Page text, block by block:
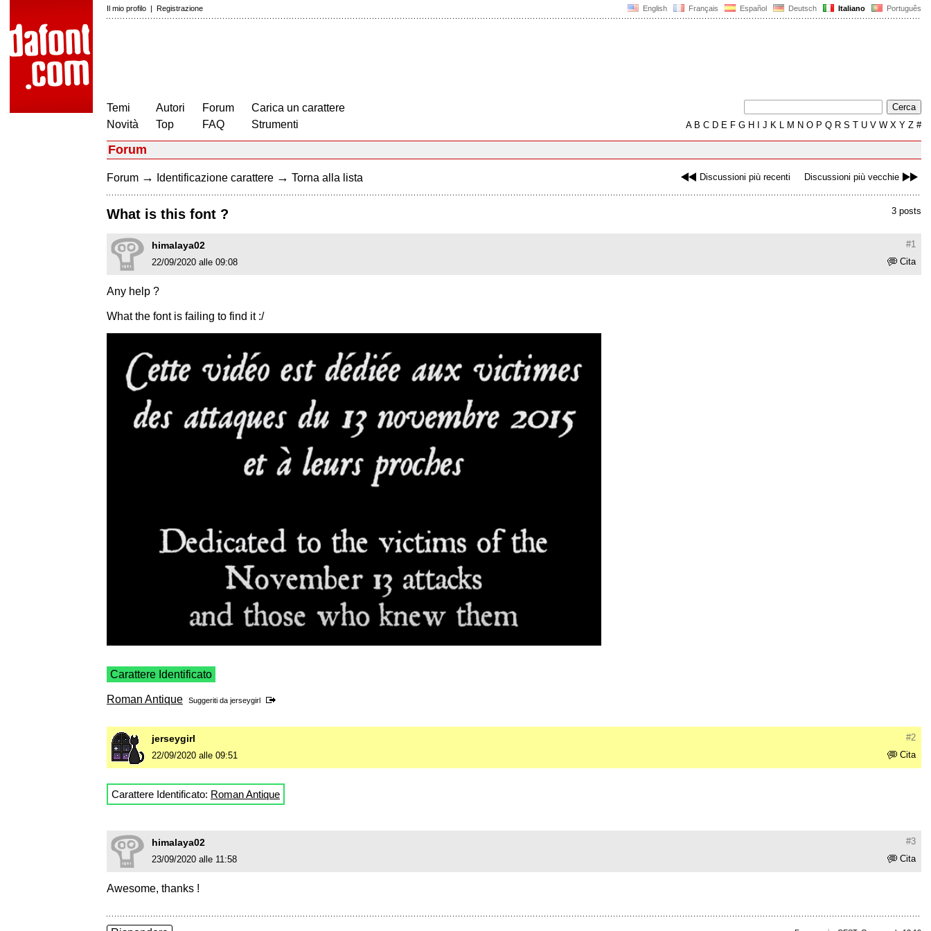
English Français Español Deutsch Italiano Português
Il mio profilo | Registrazione
Temi
Novità
Autori
Top
Forum
FAQ
Carica un carattere
Strumenti
AB C D E F G H J K L M N O P Q R S T U V W X Y Z #
Forum
Discussioni più recenti Discussioni più vecchie
Forum → Identificazione carattere → Torna alla lista
3 posts
What is this font ?
#1
himalaya02
Cita
22/09/2020 alle 09:08
Any help ?
What the font is failing to find it :/
Carattere Identificato
Roman Antique Suggeriti da jerseygirl
#2
jerseygirl
Cita
22/09/2020 alle 09:51
Carattere Identificato: Roman Antique
#3
himalaya02
Cita
23/09/2020 alle 11:58
Awesome, thanks !